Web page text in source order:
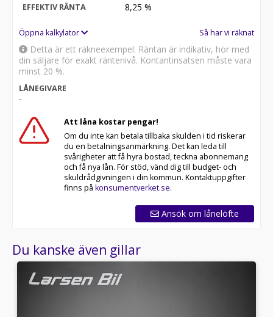
EFFEKTIV RÄNTA 8,25 %
Öppna kalkylator Så har vi räknat
Detta är ett räkneexempel. Räntan är indikativ, hör med
din säljare för exakt räntenivå. Kontantinsatsen måste vara
minst 20 %.
LÅNEGIVARE
-
Att låna kostar pengar!
Om du inte kan betala tillbaka skulden i tid riskerar
du en betalningsanmärkning. Det kan leda till
svårigheter att få hyra bostad, teckna abonnemang
och få nya lån. För stöd, vänd dig till budget- och
skuldrådgivningen i din kommun. Kontaktuppgifter
finns på konsumentverket.se.
Ansök om lånelöfte
Du kanske även gillar